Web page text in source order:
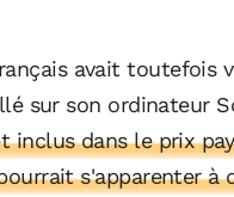
avait toutefois
sur son ordinateur
inclus dans le prix
s'apparenter à